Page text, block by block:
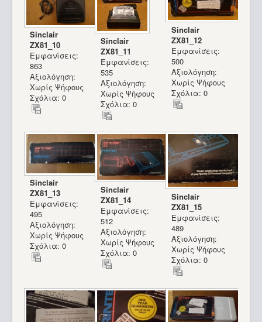
Sinclair
ZX81_10
Εμφανίσεις:
863
Αξιολόγηση:
Χωρίς Ψήφους
Σχόλια: 0
Sinclair
ZX81_11
Εμφανίσεις:
535
Αξιολόγηση:
Χωρίς Ψήφους
Σχόλια: 0
Sinclair
ZX81_12
Εμφανίσεις:
500
Αξιολόγηση:
Χωρίς Ψήφους
Σχόλια: 0
Sinclair
ZX81_13
Εμφανίσεις:
495
Αξιολόγηση:
Χωρίς Ψήφους
Σχόλια: 0
Sinclair
ZX81_14
Εμφανίσεις:
512
Αξιολόγηση:
Χωρίς Ψήφους
Σχόλια: 0
Sinclair
ZX81_15
Εμφανίσεις:
489
Αξιολόγηση:
Χωρίς Ψήφους
Σχόλια: 0